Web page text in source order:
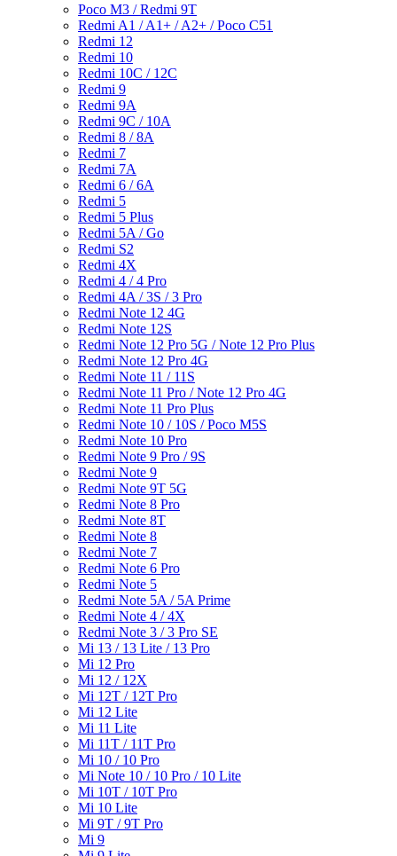
Poco M3 / Redmi 9T
Redmi A1 / A1+ / A2+ / Poco C51
Redmi 12
Redmi 10
Redmi 10C / 12C
Redmi 9
Redmi 9A
Redmi 9C / 10A
Redmi 8 / 8A
Redmi 7
Redmi 7A
Redmi 6 / 6A
Redmi 5
Redmi 5 Plus
Redmi 5A / Go
Redmi S2
Redmi 4X
Redmi 4 / 4 Pro
Redmi 4A / 3S / 3 Pro
Redmi Note 12 4G
Redmi Note 12S
Redmi Note 12 Pro 5G / Note 12 Pro Plus
Redmi Note 12 Pro 4G
Redmi Note 11 / 11S
Redmi Note 11 Pro / Note 12 Pro 4G
Redmi Note 11 Pro Plus
Redmi Note 10 / 10S / Poco M5S
Redmi Note 10 Pro
Redmi Note 9 Pro / 9S
Redmi Note 9
Redmi Note 9T 5G
Redmi Note 8 Pro
Redmi Note 8T
Redmi Note 8
Redmi Note 7
Redmi Note 6 Pro
Redmi Note 5
Redmi Note 5A / 5A Prime
Redmi Note 4 / 4X
Redmi Note 3 / 3 Pro SE
Mi 13 / 13 Lite / 13 Pro
Mi 12 Pro
Mi 12 / 12X
Mi 12T / 12T Pro
Mi 12 Lite
Mi 11 Lite
Mi 11T / 11T Pro
Mi 10 / 10 Pro
Mi Note 10 / 10 Pro / 10 Lite
Mi 10T / 10T Pro
Mi 10 Lite
Mi 9T / 9T Pro
Mi 9